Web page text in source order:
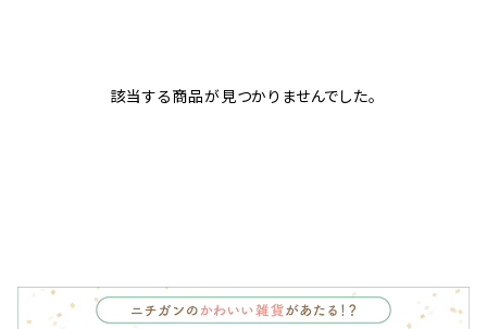
該当する商品が見つかりませんでした。